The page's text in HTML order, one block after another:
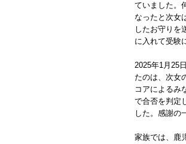
ていました。
なったと次女
したお守りを
に入れて受験
2025年1月25
たのは、次女
コアによるみ
で合否を判定
した。感謝の
家族では、鹿